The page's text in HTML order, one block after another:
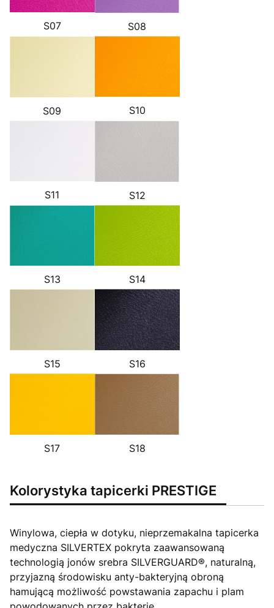
S07 S08
S09 S10
S11 S12
S13 S14
S15 S16
S17 S18
Kolorystyka tapicerki PRESTIGE
Winylowa, ciepła w dotyku, nieprzemakalna tapicerka
medyczna SILVERTEX pokryta zaawansowaną
technologią jonów srebra SILVERGUARD®, naturalną,
przyjazną środowisku anty-bakteryjną obroną
hamującą możliwość powstawania zapachu i plam